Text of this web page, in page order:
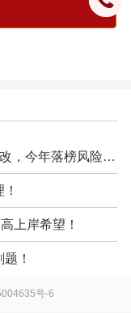
年落榜风险倍增！
上岸希望！
！
号-6